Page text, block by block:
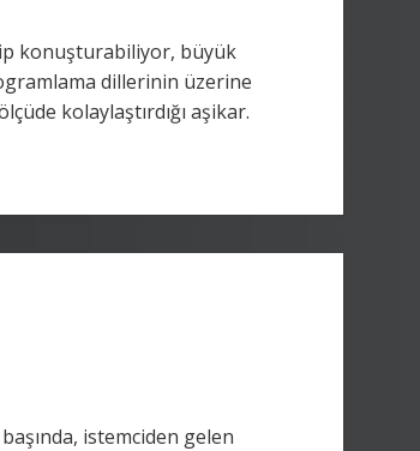
konuşturabiliyor, büyük
dillerinin üzerine
kolaylaştırdığı aşikar.
istemciden gelen